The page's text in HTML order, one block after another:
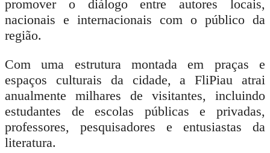
promover o diálogo entre autores locais,
nacionais e internacionais com o público da
região.
Com uma estrutura montada em praças e
espaços culturais da cidade, a FliPiau atrai
anualmente milhares de visitantes, incluindo
estudantes de escolas públicas e privadas,
professores, pesquisadores e entusiastas da
literatura.